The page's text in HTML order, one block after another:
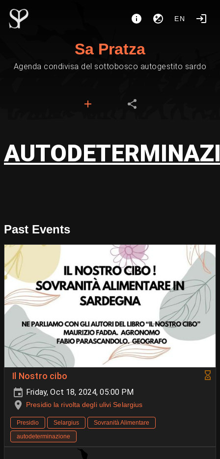
EN
Sa Pratza
Agenda condivisa del sottobosco autogestito sardo
Past Events
Il Nostro cibo
Friday, Oct 18, 2024, 05:00 PM
Presidio la rivolta degli ulivi Selargius
Presidio Selargius
Sovranità Alimentare
autodeterminazione